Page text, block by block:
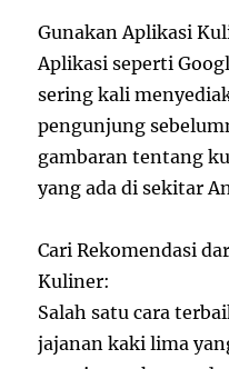
Gunakan Aplikasi
Aplikasi seperti
sering kali
pengunjung
gambaran tentang
yang ada di sekitar
Cari Rekomendasi
Kuliner:
Salah satu cara
jajanan kaki lima